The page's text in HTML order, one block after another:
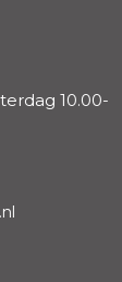
10.00-